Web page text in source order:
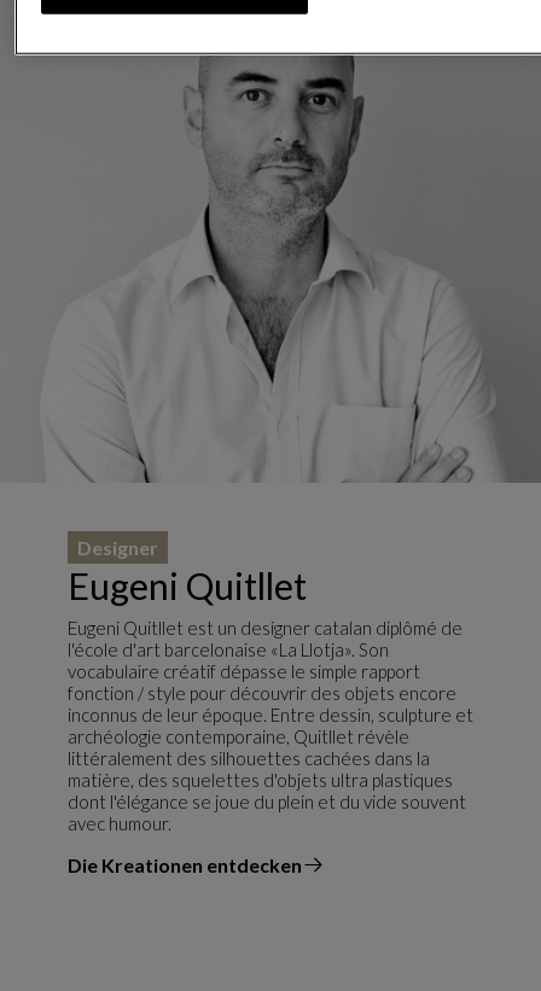
Eugeni Quitllet
Designer
Eugeni Quitllet est un designer catalan diplômé de
l'école d'art barcelonaise «La Llotja». Son
vocabulaire créatif dépasse le simple rapport
fonction / style pour découvrir des objets encore
inconnus de leur époque. Entre dessin, sculpture et
archéologie contemporaine, Quitllet révèle
littéralement des silhouettes cachées dans la
matière, des squelettes d'objets ultra plastiques
dont l'élégance se joue du plein et du vide souvent
avec humour.
Die Kreationen entdecken
vom Designer